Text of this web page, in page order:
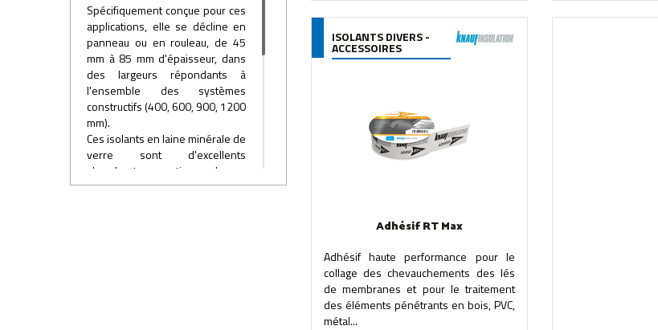
Spécifiquement conçue pour ces
applications, elle se décline en
panneau ou en rouleau, de 45
mm à 85 mm d'épaisseur, dans
des largeurs répondants à
l'ensemble des systèmes
constructifs (400, 600, 900, 1200
mm).
Ces isolants en laine minérale de
verre sont d'excellents
absorbants acoustiques de par
leur structure fibreuse ouverte.
ISOLANTS DIVERS -
ACCESSOIRES
Adhésif RT Max
Adhésif haute performance pour le
collage des chevauchements des lés
de membranes et pour le traitement
des éléments pénétrants en bois, PVC,
métal...